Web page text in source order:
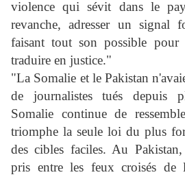
violence qui sévit dans le
revanche, adresser un signal
faisant tout son possible pour
traduire en justice."
"La Somalie et le Pakistan
de journalistes tués depuis
Somalie continue de
triomphe la seule loi du plus
des cibles faciles. Au
pris entre les feux croisés de